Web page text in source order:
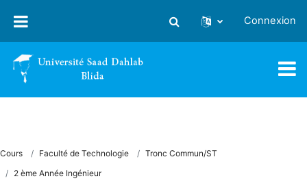
Activer/désactiver la saisie
Connexion
Cours Faculté de Technologie
Tronc Commun/ST
2 ème Année Ingénieur